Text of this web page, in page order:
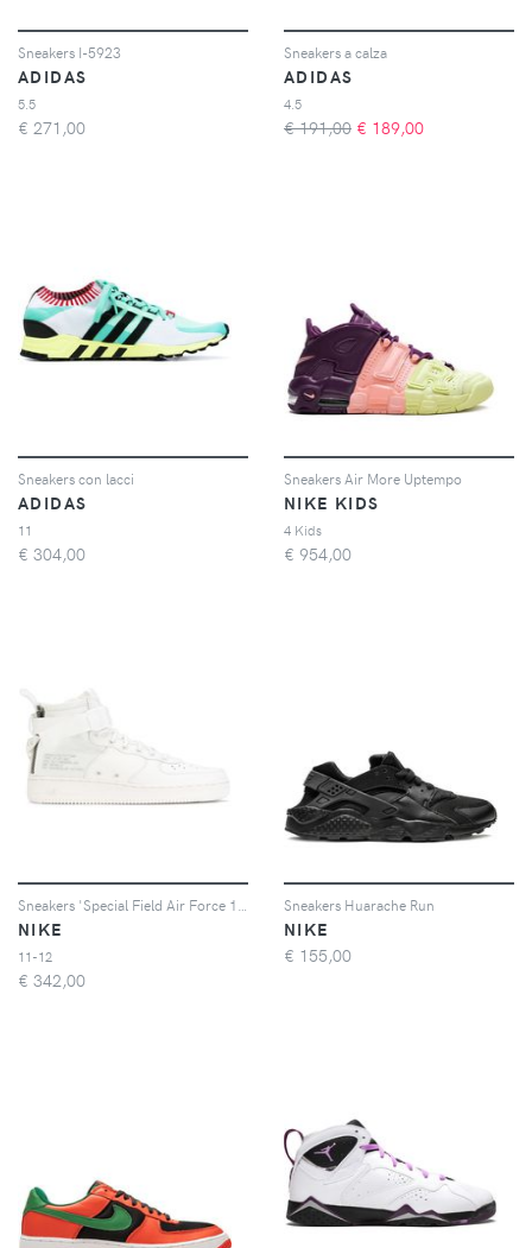
Sneakers I-5923
ADIDAS
5.5
€ 271,00
Sneakers a calza
ADIDAS
4.5
€ 191,00 € 189,00
Sneakers con lacci
ADIDAS
11
€ 304,00
Sneakers Air More Uptempo
NIKE KIDS
4 Kids
€ 954,00
NIKE
11-12
€ 342,00
Sneakers Huarache Run
NIKE
€ 155,00